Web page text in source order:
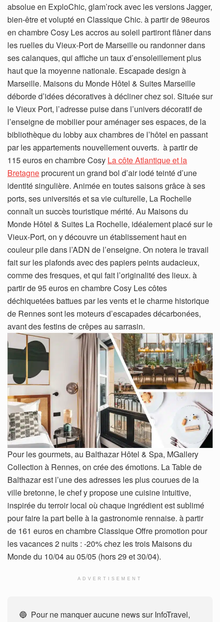
absolue en ExploChic, glam’rock avec les versions Jagger,
bien-être et volupté en Classique Chic. à partir de 98euros
en chambre Cosy Les accros au soleil partiront flâner dans
les ruelles du Vieux-Port de Marseille ou randonner dans
ses calanques, qui affiche un taux d’ensoleillement plus
haut que la moyenne nationale. Escapade design à
Marseille. Maisons du Monde Hôtel & Suites Marseille
déborde d’idées décoratives à décliner chez soi. Située sur
le Vieux Port, l’adresse puise dans l’univers décoratif de
l’enseigne de mobilier pour aménager ses espaces, de la
bibliothèque du lobby aux chambres de l’hôtel en passant
par les appartements nouvellement ouverts. à partir de
115 euros en chambre Cosy La côte Atlantique et la
Bretagneprocurent un grand bol d’air iodé teinté d’une
identité singulière. Animée en toutes saisons grâce à ses
ports, ses universités et sa vie culturelle, La Rochelle
connaît un succès touristique mérité. Au Maisons du
Monde Hôtel & Suites La Rochelle, idéalement placé sur le
Vieux-Port, on y découvre un établissement haut en
couleur pile dans l’ADN de l’enseigne. On notera le travail
fait sur les plafonds avec des papiers peints audacieux,
comme des fresques, et qui fait l’originalité des lieux. à
partir de 95 euros en chambre Cosy Les côtes
déchiquetées battues par les vents et le charme historique
de Rennes sont les moteurs d’escapades décarbonées,
avant des festins de crêpes au sarrasin.
Pour les gourmets, au Balthazar Hôtel & Spa, MGallery
Collection à Rennes, on crée des émotions. La Table de
Balthazar est l’une des adresses les plus courues de la
ville bretonne, le chef y propose une cuisine intuitive,
inspirée du terroir local où chaque ingrédient est sublimé
pour faire la part belle à la gastronomie rennaise. à partir
de 161 euros en chambre Classique Offre promotion pour
les vacances 2 nuits : -20% chez les trois Maisons du
Monde du 10/04 au 05/05 (hors 29 et 30/04).
ADVERTISEMENT
🔵 Pour ne manquer aucune news sur InfoTravel,